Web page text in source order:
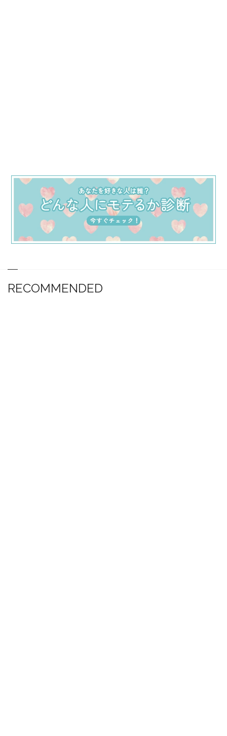
RECOMMENDED